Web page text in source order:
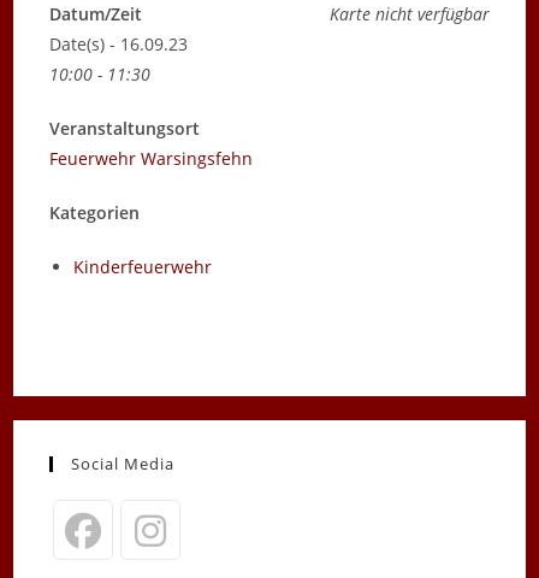
Karte nicht verfügbar
Datum/Zeit
Date(s) - 16.09.23
10:00 - 11:30
Veranstaltungsort
Feuerwehr Warsingsfehn
Kategorien
Kinderfeuerwehr
Social Media